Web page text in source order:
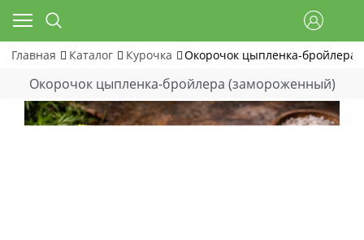
Главная Каталог Курочка Окорочок цыпленка-бройлера
Окорочок цыпленка-бройлера (замороженный)